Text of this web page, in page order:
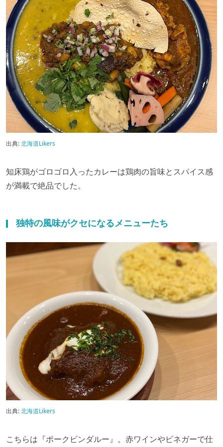
出典:北海道Likers
知床鶏がゴロゴロ入ったカレーは鶏肉の旨味とスパイス感
が満載で絶品でした。
独特の風味がクセになるメニューたち
出典:北海道Likers
こちらは『ポークビンダルー』。赤ワインやビネガーで仕